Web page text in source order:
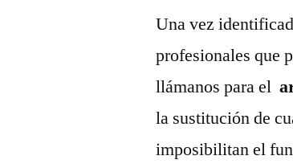
Una vez
profesionales que
llámanos para el
la sustitución de
imposibilitan el